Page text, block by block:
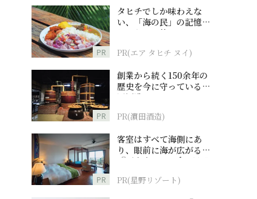
PR
タヒチでしか味わえな
い、「海の民」の記憶へ
とつながる旅
PR(エア タヒチ ヌイ)
PR
創業から続く150余年の
歴史を今に守っている濵
田酒造
PR(濵田酒造)
PR
客室はすべて海側にあ
り、眼前に海が広がる
『西表島ホテル by 星野
PR(星野リゾート)